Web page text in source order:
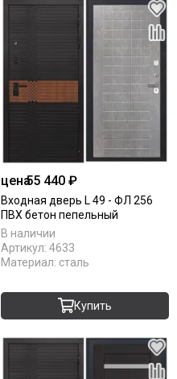
цена55 440 ₽
Входная дверь L 49 - ФЛ 256
ПВХ бетон пепельный
В наличии
Артикул: 4633
Материал: сталь
Купить